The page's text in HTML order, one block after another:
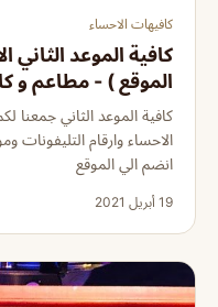
كافيهات الاحساء
كافية الموعد الثاني
الموقع ) - مطاعم و
كافية الموعد الثاني جمعنا
الاحساء وارقام التليفونات
انضم الي الموقع
19 أبريل 2021